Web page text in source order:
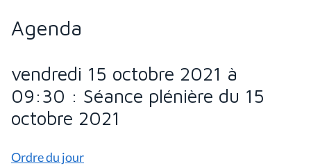
Agenda
vendredi 15 octobre 2021 à
09:30 : Séance plénière du 15
octobre 2021
Ordre du jour